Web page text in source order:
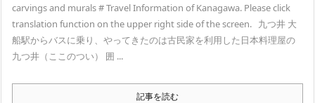
carvings and murals # Travel Information of Kanagawa. Please click
translation function on the upper right side of the screen. 九つ井 大
船駅からバスに乗り、やってきたのは古民家を利用した日本料理屋の
九つ井（ここのつい） 囲 ...
記事を読む